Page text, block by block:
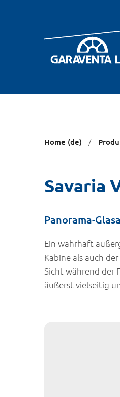
Home (de)
Savaria
Panorama-
Ein wahrhaft
Kabine als auch
Sicht während der
äußerst vielseitig